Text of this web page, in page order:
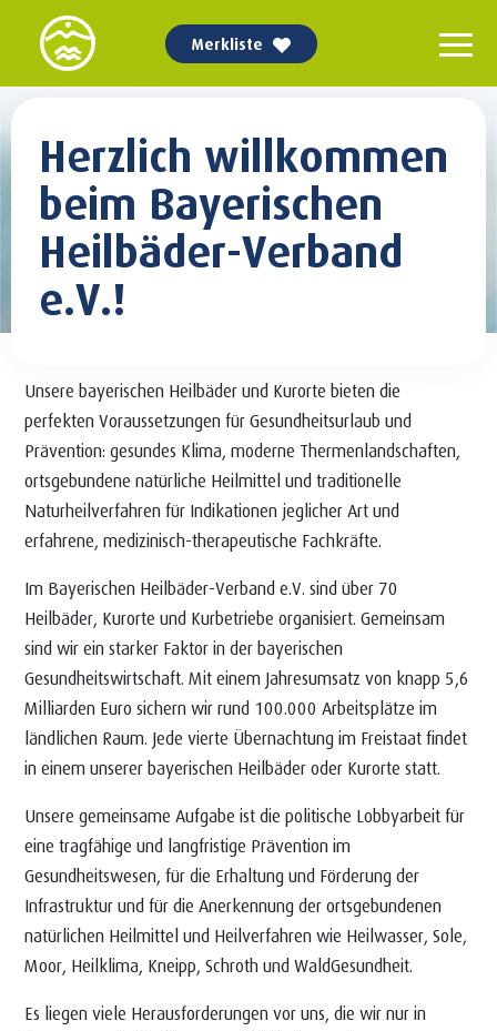
Merkliste
Herzlich willkommen
beim Bayerischen
Heilbäder-Verband
e.V.!
Unsere bayerischen Heilbäder und Kurorte bieten die
perfekten Voraussetzungen für Gesundheitsurlaub und
Prävention: gesundes Klima, moderne Thermenlandschaften,
ortsgebundene natürliche Heilmittel und traditionelle
Naturheilverfahren für Indikationen jeglicher Art und
erfahrene, medizinisch-therapeutische Fachkräfte.
Im Bayerischen Heilbäder-Verband e.V. sind über 70
Heilbäder, Kurorte und Kurbetriebe organisiert. Gemeinsam
sind wir ein starker Faktor in der bayerischen
Gesundheitswirtschaft. Mit einem Jahresumsatz von knapp 5,6
Milliarden Euro sichern wir rund 100.000 Arbeitsplätze im
ländlichen Raum. Jede vierte Übernachtung im Freistaat findet
in einem unserer bayerischen Heilbäder oder Kurorte statt.
Unsere gemeinsame Aufgabe ist die politische Lobbyarbeit für
eine tragfähige und langfristige Prävention im
Gesundheitswesen, für die Erhaltung und Förderung der
Infrastruktur und für die Anerkennung der ortsgebundenen
natürlichen Heilmittel und Heilverfahren wie Heilwasser, Sole,
Moor, Heilklima, Kneipp, Schroth und WaldGesundheit.
Es liegen viele Herausforderungen vor uns, die wir nur in